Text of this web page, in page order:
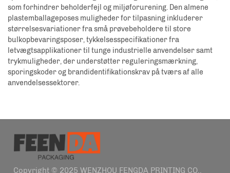
som forhindrer beholderfejl og miljøforurening. Den almene
plastemballageposes muligheder for tilpasning inkluderer
størrelsesvariationer fra små prøvebeholdere til store
bulkopbevaringsposer, tykkelsesspecifikationer fra
letvægtsapplikationer til tunge industrielle anvendelser samt
trykmuligheder, der understøtter reguleringsmærkning,
sporingskoder og brandidentifikationskrav på tværs af alle
anvendelsessektorer.
Copyright © 2025 WENZHOU FENGDA PRINTING CO.,